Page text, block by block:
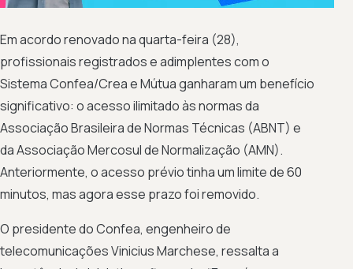
Em acordo renovado na quarta-feira (28),
profissionais registrados e adimplentes com o
Sistema Confea/Crea e Mútua ganharam um benefício
significativo: o acesso ilimitado às normas da
Associação Brasileira de Normas Técnicas (ABNT) e
da Associação Mercosul de Normalização (AMN).
Anteriormente, o acesso prévio tinha um limite de 60
minutos, mas agora esse prazo foi removido.
O presidente do Confea, engenheiro de
telecomunicações Vinicius Marchese, ressalta a